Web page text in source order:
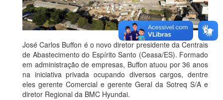
José Carlos Buffon é o novo diretor presidente da Centrais
de Abastecimento do Espírito Santo (Ceasa/ES). Formado
em administração de empresas, Buffon atuou por 36 anos
na iniciativa privada ocupando diversos cargos, dentre
eles gerente Comercial e gerente Geral da Sotreq S/A e
diretor Regional da BMC Hyundai.